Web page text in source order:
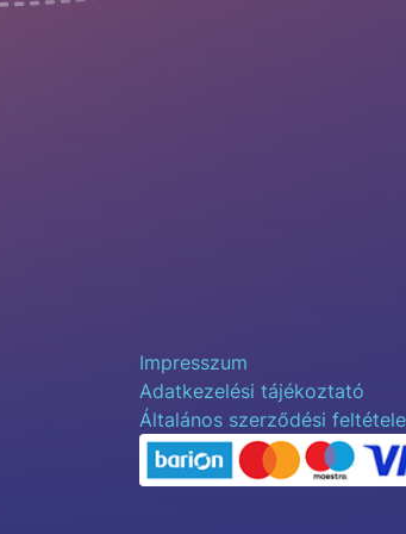
Impresszum
Adatkezelési tájékoztató
Általános szerződési